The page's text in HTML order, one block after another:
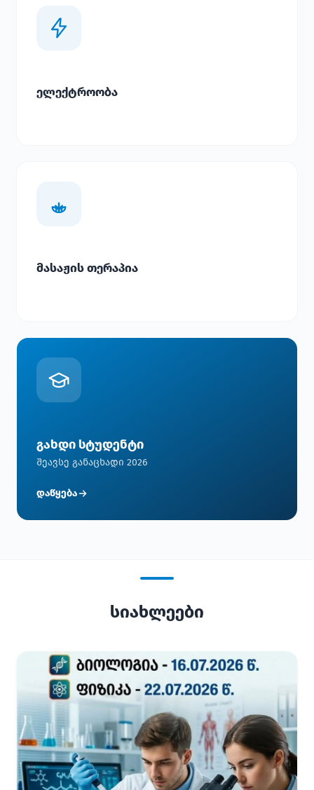
ელექტროობა
მასაჟის თერაპია
გახდი სტუდენტი
შეავსე განაცხადი 2026
დაწყება
სიახლეები